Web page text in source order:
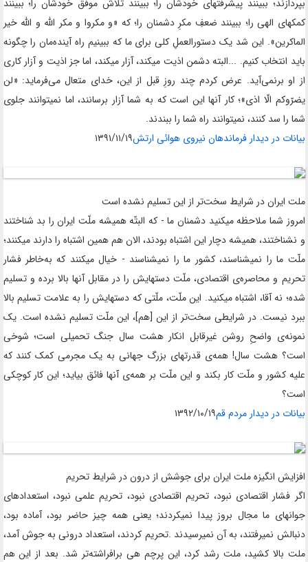
بپردازند؛ ببینند پیشرفتهای خودشان را؛ ببینند تلاش موفق خودشان را؛ ببینند
کمکهای الهی را؛ ببینند ضعفِ مکرِ دشمنان را؛ که «و مکروا و مکر الله و الله خیر
الماکرین». این شد یک دستورالعملِ کلی برای ما که ببینیم راه آینده‌مان را چگونه
باید انتخاب کنیم. ...البته دشمن اذیت میکند، آزار میکند، اما جز اذیت و آزار کاری
از او برنمی‌آید. عرض کردم چند روزِ قبل از این، خدای متعال می‌فرماید: «لن
یضرّوکم الّا اذی»؛ کار آنها این است که به شما آزار برسانند، اما نمیتوانند جلوی
شما را سد کنند، نمیتوانند راه شما را ببندند.
بیانات در دیدار فرماندهان نیروی هوائی ارتش۱۳۹۱/۱۱/۱۹
ملت ایران در شرایط سخت‌تر از این تسلیم نشده است
امروز شما ملاحظه میکنید دشمنان ما - که البتّه همیشه ملّت ایران را بد شناختند
و نشناختند، همیشه دچار این اشتباه بودند، الان هم همین اشتباه را دارند میکنند؛
ملّت ما را نمیشناسند، کشور ما را نمیشناسند - خیال میکنند که به‌خاطر فشار
تحریم و محاصره‌ی اقتصادی، ملّت دستهایش را در مقابل آنها بالا برده و تسلیم
شده؛ نه آقا، اشتباه میکنید. این ملّت، ملّتی که دستهایش را به علامت تسلیم بالا
ببرد نیست. در شرایطی سخت‌تر از این [هم‌]، این ملّت تسلیم نشده است. یک
نمونه‌ی واضحِ روشن غیرقابل انکار هشت سال جنگ تحمیلی است؛ شوخی
است؟ هشت سال! همه‌ی قدرتهای بزرگ جهانی به یک مجرمی کمک کنند که
علیه کشور و ملّت کار بکند و این ملّت بر همه‌ی آنها فائق بیاید؛ این کار کوچکی
است؟
بیانات در دیدار مردم قم۱۳۹۲/۱۰/۱۹
افزایش انگیزه ملت ایران برای جوشش از درون در شرایط تحریم
اگر فشار اقتصادی نبود، تحریم اقتصادی نبود، تحریم علمی نبود، استعدادهای
جوانهای ما مجال بروز پیدا نمیکردند؛ یعنی همه چیز حاضر بود، آماده بود،
دنبالش نمیرفتند، به آن نمیرسیدند .تحریم کردند، استعداد درونی به جوش آمد،
ملت بالا کشید، ملت رشد کرد، این پرچم هی برافراشته‌تر شد. بعد از این هم